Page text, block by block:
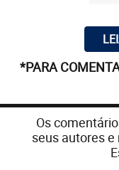
*PARA
Os
seus autores